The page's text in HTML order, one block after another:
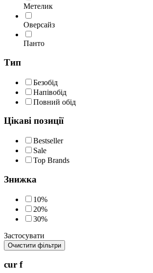
Метелик
Оверсайз
Панто
Тип
Безобід
Напівобід
Повний обід
Цікаві позиції
Bestseller
Sale
Top Brands
Знижка
10%
20%
30%
Застосувати
Очистити фільтри
cur f